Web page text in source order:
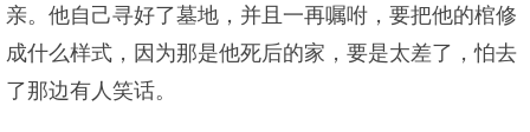
亲。他自己寻好了墓地，并且一再嘱咐，要把他的棺修
成什么样式，因为那是他死后的家，要是太差了，怕去
了那边有人笑话。